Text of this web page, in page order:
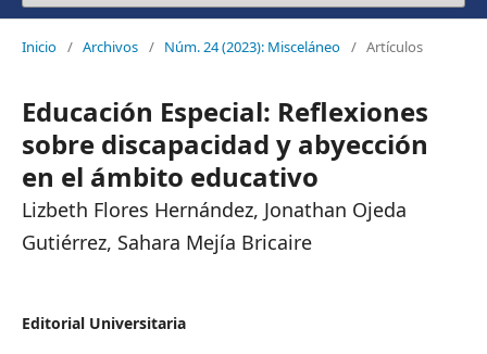
Inicio / Archivos / Núm. 24 (2023): Misceláneo / Artículos
Educación Especial: Reflexiones
sobre discapacidad y abyección
en el ámbito educativo
Lizbeth Flores Hernández, Jonathan Ojeda
Gutiérrez, Sahara Mejía Bricaire
Editorial Universitaria